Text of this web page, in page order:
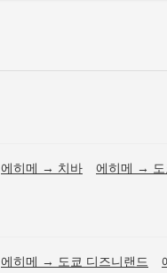
에히메 → 치바 에히메 → 도
에히메 → 도쿄 디즈니랜드